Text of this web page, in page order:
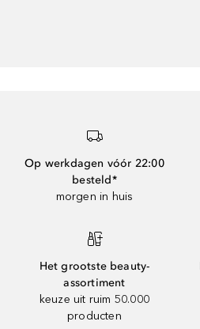
Op werkdagen vóór 22:00
besteld*
morgen in huis
Het grootste beauty-
assortiment
keuze uit ruim 50.000
producten